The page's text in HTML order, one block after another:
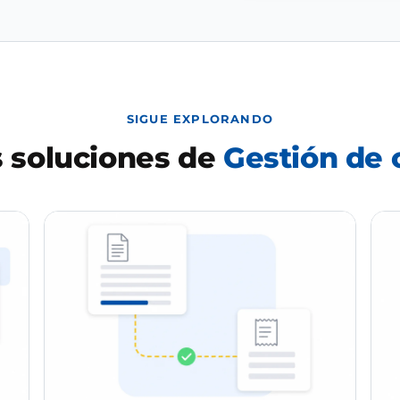
SIGUE EXPLORANDO
soluciones de Gestión de